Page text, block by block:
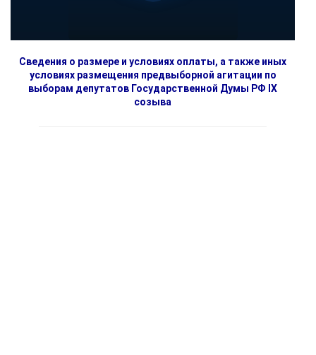
Сведения о размере и условиях оплаты, а также иных
условиях размещения предвыборной агитации по
выборам депутатов Государственной Думы РФ IX
созыва